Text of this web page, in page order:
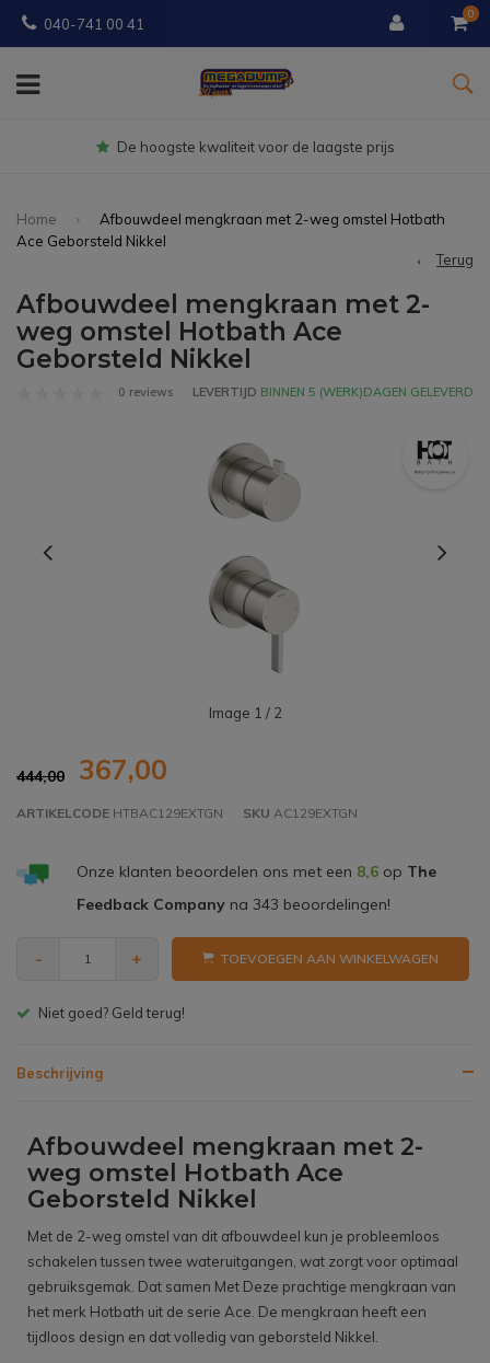
040-741 00 41
0
Gratisbezorgd vanaf € 150
Home
Afbouwdeel mengkraan met 2-weg omstel Hotbath
Ace Geborsteld Nikkel
Terug
Afbouwdeel mengkraan met 2-
weg omstel Hotbath Ace
Geborsteld Nikkel
0 reviews LEVERTIJD BINNEN 5 (WERK)DAGEN GELEVERD
Image 1 / 2
444,00 367,00
ARTIKELCODE HTBAC129EXTGN SKU AC129EXTGN
Onze klanten beoordelen ons met een 8,6op The
Feedback Companyna 343 beoordelingen!
- + TOEVOEGEN AAN WINKELWAGEN
Gratis bezorgen v.a. € 150,- (NL)
Beschrijving
Afbouwdeel mengkraan met 2-
weg omstel Hotbath Ace
Geborsteld Nikkel
Met de 2-weg omstel van dit afbouwdeel kun je probleemloos
schakelen tussen twee wateruitgangen, wat zorgt voor optimaal
gebruiksgemak. Dat samen Met Deze prachtige mengkraan van
het merk Hotbath uit de serie Ace. De mengkraan heeft een
tijdloos design en dat volledig van geborsteld Nikkel.